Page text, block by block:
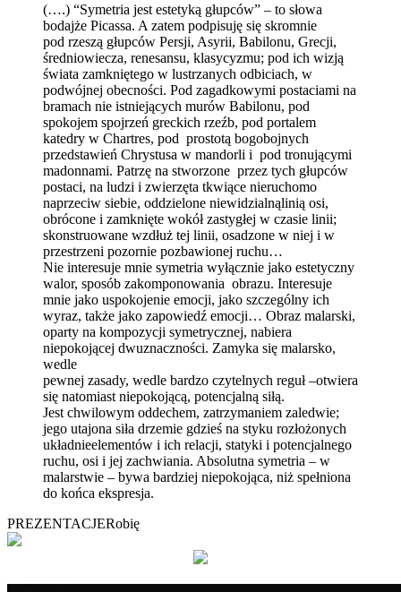
(….) “Symetria jest estetyką głupców” – to słowa
bodajże Picassa. A zatem podpisuję się skromnie
pod rzeszą głupców Persji, Asyrii, Babilonu, Grecji,
średniowiecza, renesansu, klasycyzmu; pod ich wizją
świata zamkniętego w lustrzanych odbiciach, w
podwójnej obecności. Pod zagadkowymi postaciami na
bramach nie istniejących murów Babilonu, pod
spokojem spojrzeń greckich rzeźb, pod portalem
katedry w Chartres, pod prostotą bogobojnych
przedstawień Chrystusa w mandorli i pod tronującymi
madonnami. Patrzę na stworzone przez tych głupców
postaci, na ludzi i zwierzęta tkwiące nieruchomo
naprzeciw siebie, oddzielone niewidzialnąlinią osi,
obrócone i zamknięte wokół zastygłej w czasie linii;
skonstruowane wzdłuż tej linii, osadzone w niej i w
przestrzeni pozornie pozbawionej ruchu…
Nie interesuje mnie symetria wyłącznie jako estetyczny
walor, sposób zakomponowania obrazu. Interesuje
mnie jako uspokojenie emocji, jako szczególny ich
wyraz, także jako zapowiedź emocji… Obraz malarski,
oparty na kompozycji symetrycznej, nabiera
niepokojącej dwuznaczności. Zamyka się malarsko,
wedle
pewnej zasady, wedle bardzo czytelnych reguł –otwiera
się natomiast niepokojącą, potencjalną siłą.
Jest chwilowym oddechem, zatrzymaniem zaledwie;
jego utajona siła drzemie gdzieś na styku rozłożonych
układnieelementów i ich relacji, statyki i potencjalnego
ruchu, osi i jej zachwiania. Absolutna symetria – w
malarstwie – bywa bardziej niepokojąca, niż spełniona
do końca ekspresja.
PREZENTACJERobię